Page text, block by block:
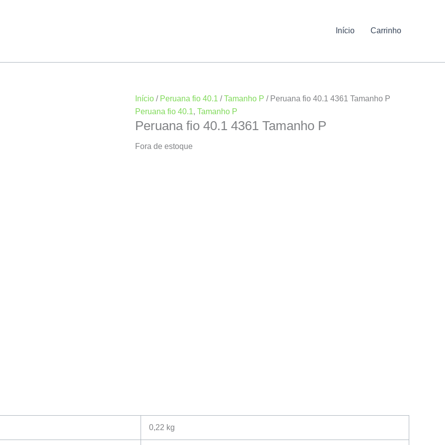
Início Carrinho
Início / Peruana fio 40.1 /Tamanho P / Peruana fio 40.1 4361 Tamanho P
Peruana fio 40.1, Tamanho P
Peruana fio 40.1 4361 Tamanho P
Fora de estoque
0,22 kg